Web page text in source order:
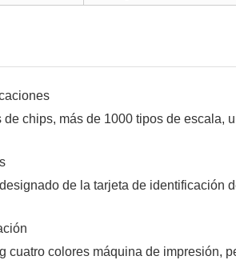
de chips, más de 1000 tipos de
de la tarjeta de identificación
cuatro colores máquina de impresión,